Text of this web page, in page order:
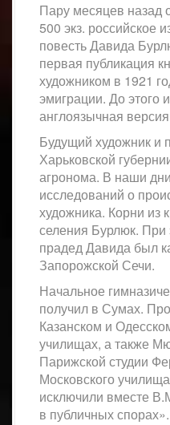
Пару месяцев назад
500 экз. российское
повесть Давида
первая публикация
художником в 1921
эмиграции. До этого
англоязычная
Будущий художник и
Харьковской
агронома. В наши
исследований о
художника. Корни из
селения Бурлюк. При
прадед Давида был
Запорожской Сечи.
Начальное
получил в Сумах.
Казанском и
училищах, а также
Парижской студии
Московского
исключили вместе
в публичных спорах».